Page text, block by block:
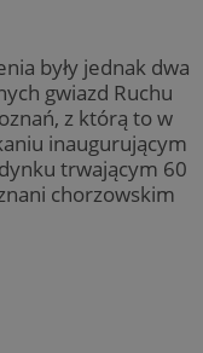
były jednak dwa
gwiazd Ruchu
z którą to w
inaugurującym
trwającym 60
chorzowskim